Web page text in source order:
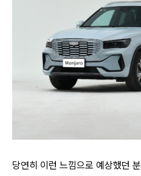
당연히 이런 느낌으로 예상했던